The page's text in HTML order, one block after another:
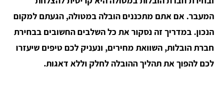
המעבר. אם אתם מתכננים הובלה במטולה, הגעתם למקום
הנכון. במדריך זה נסקור את כל השלבים החשובים בבחירת
חברת הובלות, השוואת מחירים, ונעניק לכם טיפים שיעזרו
לכם להפוך את תהליך ההובלה לחלק וללא דאגות.